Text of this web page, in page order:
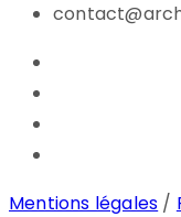
Mentions légales /